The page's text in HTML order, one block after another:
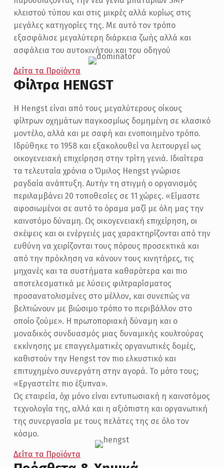
κλειστού τύπου και στις μικρές αλλά κυρίως στις
μεγάλες κατηγορίες της. Με αυτό τον τρόπο
εξασφάλισε μεγαλύτερη διάρκεια ζωής αλλά και
ασφάλεια του αυτοκινήτου και του οδηγού
Δείτα τα Προϊόντα
Φίλτρα HENGST
Η Hengst είναι από τους μεγαλύτερους οίκους
φίλτρων οχημάτων παγκοσμίως δομημένη σε κλασικό
μοντέλο, αλλά και με σαφή και ενοποιημένο τρόπο.
Ιδρύθηκε το 1958 και εξακολουθεί να λειτουργεί ως
οικογενειακή επιχείρηση στην τρίτη γενιά. Ιδιαίτερα
τα τελευταία χρόνια ο Όμιλος Hengst γνώρισε
ραγδαία ανάπτυξη. Αυτήν τη στιγμή ο οργανισμός
περιλαμβάνει 20 τοποθεσίες σε 11 χώρες. «Είμαστε
αφοσιωμένοι σε αυτό το όραμα μαζί με όλη μας την
καινοτόμο δύναμη. Ως οικογενειακή επιχείρηση, οι
σκέψεις και οι ενέργειές μας χαρακτηρίζονται από την
ευθύνη να χειρίζονται τους πόρους προσεκτικά και
από την πρόκληση να κάνουν τους κινητήρες, τις
μηχανές και τα συστήματα καθαρότερα και πιο
αποτελεσματικά με λύσεις φιλτραρίσματος
προσανατολισμένες στο μέλλον, και συνεπώς να
βελτιώνουν με βιώσιμο τρόπο το περιβάλλον στο
οποίο ζούμε». Η πρωτοποριακή δύναμη και ο
μοναδικός συνδυασμός μιας δυναμικής κουλτούρας
εκκίνησης με επαγγελματικές οργανωτικές δομές,
καθιστούν την Hengst τον πιο ελκυστικό και
επιτυχημένο συνεργάτη στην αγορά. Το μότο τους;
«Εργαστείτε πιο έξυπνα».
Ως εταιρεία, όχι μόνο είναι εντυπωσιακή η καινοτόμος
τεχνολογία της, αλλά και η αξιόπιστη και οργανωτική
της συνεργασία με τους πελάτες της σε όλο τον
κόσμο.
Δείτα τα Προϊόντα